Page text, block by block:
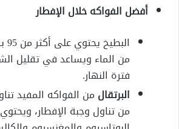
أفضل الفواكه خلال الإفطار
من الماء ويساعد في تقليل
فترة النهار.
البرتقالمن الفواكه المفيد
من تناول وجبة الإفطار،